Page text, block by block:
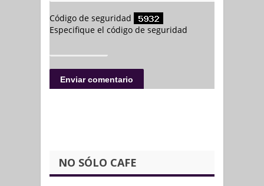
NO SÓLO CAFE